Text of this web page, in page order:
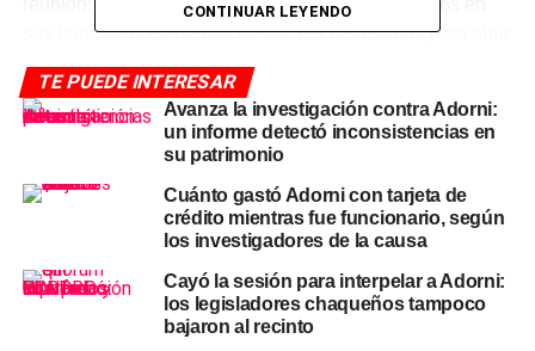
reunión: apenas 117 legisladores estaban sentados en
sus bancas, doce menos de los 129 necesarios para abrir
provinciales dialoguistas no bajaron al recinto, en
cumplimiento de un acuerdo político tejido durante las 48
horas previas con el propio Menem.
La jugada del PRO: marcar
distancia sin hacer el juego al
kirchnerismo
CONTINUAR LEYENDO
TE PUEDE INTERESAR
Avanza la investigación contra Adorni:
un informe detectó inconsistencias en
su patrimonio
Cuánto gastó Adorni con tarjeta de
crédito mientras fue funcionario, según
los investigadores de la causa
Cayó la sesión para interpelar a Adorni:
los legisladores chaqueños tampoco
bajaron al recinto